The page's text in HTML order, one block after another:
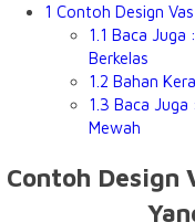
1 Contoh Design
1.1 Baca Juga
Berkelas
1.2 Bahan
1.3 Baca Juga
Mewah
Contoh Design